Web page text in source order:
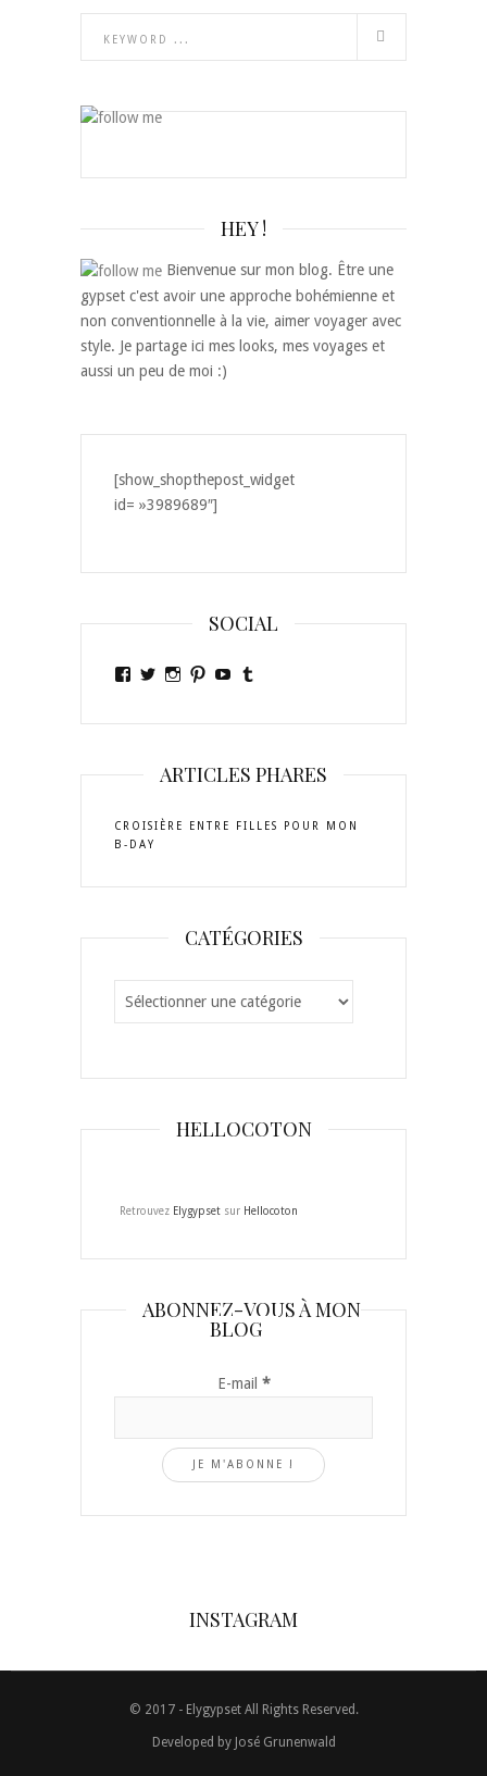
HEY !
Bienvenue sur mon blog. Être une
gypset c'est avoir une approche bohémienne et
non conventionnelle à la vie, aimer voyager avec
style. Je partage ici mes looks, mes voyages et
aussi un peu de moi :)
[show_shopthepost_widget
id= »3989689″]
SOCIAL
Voir
de
481804031896473
Voir
de
Twitter
Voir
de
Instagram
Voir
de
Pinterest
Voir
de
YouTube
de
Tumblr
ARTICLES PHARES
CROISIÈRE ENTRE FILLES POUR MON
B-DAY
CATÉGORIES
HELLOCOTON
Retrouvez Elygypset sur Hellocoton
ABONNEZ-VOUS À MON
BLOG
E-mail *
INSTAGRAM
© 2017 - Elygypset All Rights Reserved.
Developed by José Grunenwald